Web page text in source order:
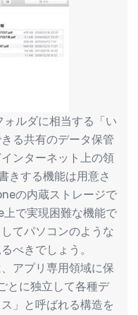
ルダに相当する「い
る共有のデータ保管
ンターネット上の領
きする機能は用意さ
の内蔵ストレージで
で実現困難な機能で
てパソコンのような
べきでしょう。
アプリ専用領域に保
とに独立して各種デ
」と呼ばれる構造を